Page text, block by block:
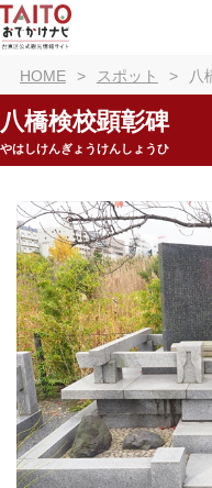
HOME スポット 八
八橋検校顕彰碑
やはしけんぎょうけんしょうひ